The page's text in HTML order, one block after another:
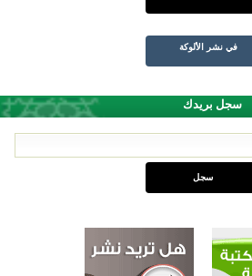
في نشر الألوكة
سجل بريدك